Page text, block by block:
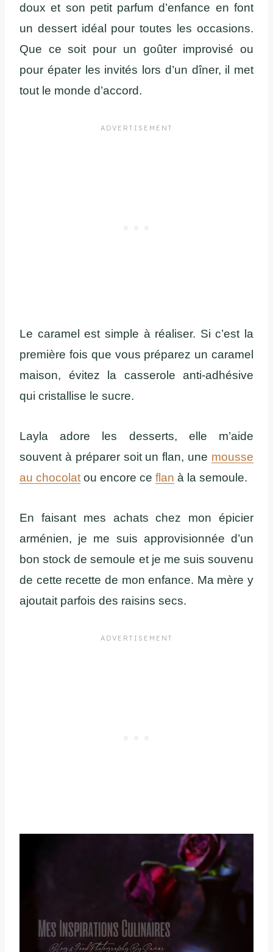
doux et son petit parfum d’enfance en font
un dessert idéal pour toutes les occasions.
Que ce soit pour un goûter improvisé ou
pour épater les invités lors d’un dîner, il met
tout le monde d’accord.
Le caramel est simple à réaliser. Si c’est la
première fois que vous préparez un caramel
maison, évitez la casserole anti-adhésive
qui cristallise le sucre.
Layla adore les desserts, elle m’aide
souvent à préparer soit un flan, une mousse
au chocolat ou encore ce flan à la semoule.
En faisant mes achats chez mon épicier
arménien, je me suis approvisionnée d’un
bon stock de semoule et je me suis souvenu
de cette recette de mon enfance. Ma mère y
ajoutait parfois des raisins secs.